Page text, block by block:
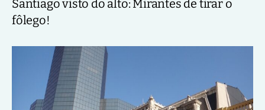
Santiago visto do alto: Mirantes de tirar o
fôlego!